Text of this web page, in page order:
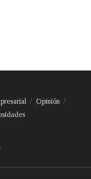
Opinión